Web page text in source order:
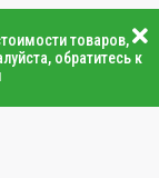
товаров,
обратитесь к